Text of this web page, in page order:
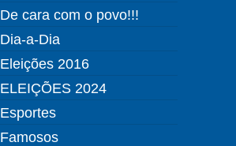
De cara com o povo!!!
Dia-a-Dia
Eleições 2016
ELEIÇÕES 2024
Esportes
Famosos